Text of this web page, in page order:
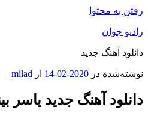
رفتن به محتوا
رادیو جوان
دانلود آهنگ جدید
نوشته‌شده در 2020-02-14 از milad
دانلود آهنگ جدید یاسر